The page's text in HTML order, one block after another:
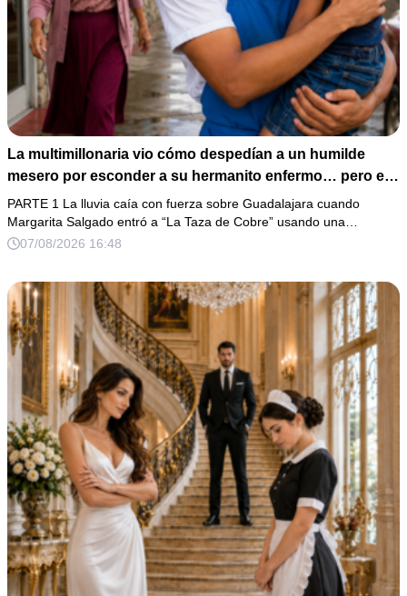
La multimillonaria vio cómo despedían a un humilde
mesero por esconder a su hermanito enfermo… pero el
verdadero escándalo estaba a punto de estallar.
PARTE 1 La lluvia caía con fuerza sobre Guadalajara cuando
Margarita Salgado entró a “La Taza de Cobre” usando una…
07/08/2026 16:48